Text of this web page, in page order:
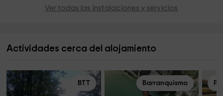
Ver todas las instalaciones y servicios
Actividades cerca del alojamiento
BTT Barranquismo